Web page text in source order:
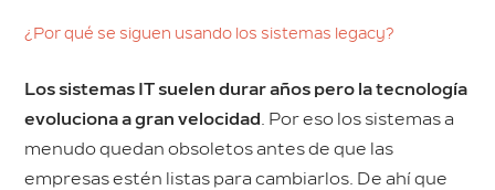
¿Por qué se siguen usando los sistemas legacy?
Los sistemas IT suelen durar años pero la tecnología
evoluciona a gran velocidad. Por eso los sistemas a
menudo quedan obsoletos antes de que las
empresas estén listas para cambiarlos. De ahí que